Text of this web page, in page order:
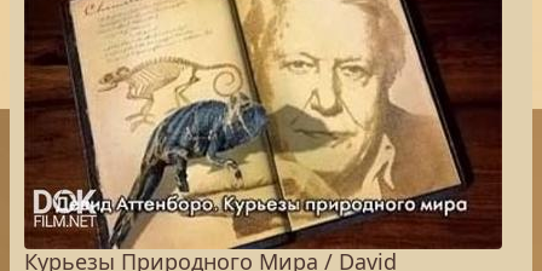
Курьезы Природного Мира / David